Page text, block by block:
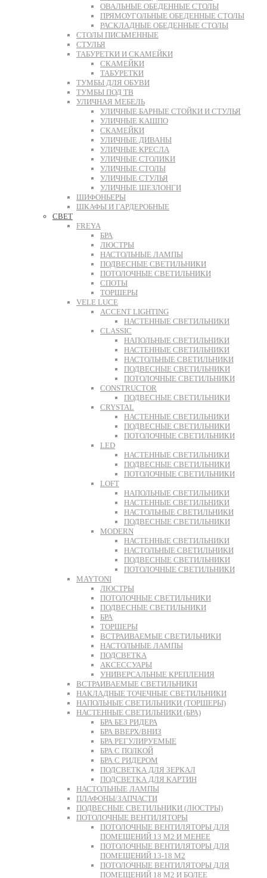
ОВАЛЬНЫЕ ОБЕДЕННЫЕ СТОЛЫ
ПРЯМОУГОЛЬНЫЕ ОБЕДЕННЫЕ СТОЛЫ
РАСКЛАДНЫЕ ОБЕДЕННЫЕ СТОЛЫ
СТОЛЫ ПИСЬМЕННЫЕ
СТУЛЬЯ
ТАБУРЕТКИ И СКАМЕЙКИ
СКАМЕЙКИ
ТАБУРЕТКИ
ТУМБЫ ДЛЯ ОБУВИ
ТУМБЫ ПОД ТВ
УЛИЧНАЯ МЕБЕЛЬ
УЛИЧНЫЕ БАРНЫЕ СТОЙКИ И СТУЛЬЯ
УЛИЧНЫЕ КАШПО
СКАМЕЙКИ
УЛИЧНЫЕ ДИВАНЫ
УЛИЧНЫЕ КРЕСЛА
УЛИЧНЫЕ СТОЛИКИ
УЛИЧНЫЕ СТОЛЫ
УЛИЧНЫЕ СТУЛЬЯ
УЛИЧНЫЕ ШЕЗЛОНГИ
ШИФОНЬЕРЫ
ШКАФЫ И ГАРДЕРОБНЫЕ
СВЕТ
FREYA
БРА
ЛЮСТРЫ
НАСТОЛЬНЫЕ ЛАМПЫ
ПОДВЕСНЫЕ СВЕТИЛЬНИКИ
ПОТОЛОЧНЫЕ СВЕТИЛЬНИКИ
СПОТЫ
ТОРШЕРЫ
VELE LUCE
ACCENT LIGHTING
НАСТЕННЫЕ СВЕТИЛЬНИКИ
CLASSIC
НАПОЛЬНЫЕ СВЕТИЛЬНИКИ
НАСТЕННЫЕ СВЕТИЛЬНИКИ
НАСТОЛЬНЫЕ СВЕТИЛЬНИКИ
ПОДВЕСНЫЕ СВЕТИЛЬНИКИ
ПОТОЛОЧНЫЕ СВЕТИЛЬНИКИ
CONSTRUCTOR
ПОДВЕСНЫЕ СВЕТИЛЬНИКИ
CRYSTAL
НАСТЕННЫЕ СВЕТИЛЬНИКИ
ПОДВЕСНЫЕ СВЕТИЛЬНИКИ
ПОТОЛОЧНЫЕ СВЕТИЛЬНИКИ
LED
НАСТЕННЫЕ СВЕТИЛЬНИКИ
ПОДВЕСНЫЕ СВЕТИЛЬНИКИ
ПОТОЛОЧНЫЕ СВЕТИЛЬНИКИ
LOFT
НАПОЛЬНЫЕ СВЕТИЛЬНИКИ
НАСТЕННЫЕ СВЕТИЛЬНИКИ
НАСТОЛЬНЫЕ СВЕТИЛЬНИКИ
ПОДВЕСНЫЕ СВЕТИЛЬНИКИ
MODERN
НАСТЕННЫЕ СВЕТИЛЬНИКИ
НАСТОЛЬНЫЕ СВЕТИЛЬНИКИ
ПОДВЕСНЫЕ СВЕТИЛЬНИКИ
ПОТОЛОЧНЫЕ СВЕТИЛЬНИКИ
MAYTONI
ЛЮСТРЫ
ПОТОЛОЧНЫЕ СВЕТИЛЬНИКИ
ПОДВЕСНЫЕ СВЕТИЛЬНИКИ
БРА
ТОРШЕРЫ
ВСТРАИВАЕМЫЕ СВЕТИЛЬНИКИ
НАСТОЛЬНЫЕ ЛАМПЫ
ПОДСВЕТКА
АКСЕССУАРЫ
УНИВЕРСАЛЬНЫЕ КРЕПЛЕНИЯ
ВСТРАИВАЕМЫЕ СВЕТИЛЬНИКИ
НАКЛАДНЫЕ ТОЧЕЧНЫЕ СВЕТИЛЬНИКИ
НАПОЛЬНЫЕ СВЕТИЛЬНИКИ (ТОРШЕРЫ)
НАСТЕННЫЕ СВЕТИЛЬНИКИ (БРА)
БРА БЕЗ РИДЕРА
БРА ВВЕРХ/ВНИЗ
БРА РЕГУЛИРУЕМЫЕ
БРА С ПОЛКОЙ
БРА С РИДЕРОМ
ПОДСВЕТКА ДЛЯ ЗЕРКАЛ
ПОДСВЕТКА ДЛЯ КАРТИН
НАСТОЛЬНЫЕ ЛАМПЫ
ПЛАФОНЫ/ЗАПЧАСТИ
ПОДВЕСНЫЕ СВЕТИЛЬНИКИ (ЛЮСТРЫ)
ПОТОЛОЧНЫЕ ВЕНТИЛЯТОРЫ
ПОТОЛОЧНЫЕ ВЕНТИЛЯТОРЫ ДЛЯ
ПОМЕЩЕНИЙ 13 М2 И МЕНЕЕ
ПОТОЛОЧНЫЕ ВЕНТИЛЯТОРЫ ДЛЯ
ПОМЕЩЕНИЙ 13-18 М2
ПОТОЛОЧНЫЕ ВЕНТИЛЯТОРЫ ДЛЯ
ПОМЕЩЕНИЙ 18 М2 И БОЛЕЕ